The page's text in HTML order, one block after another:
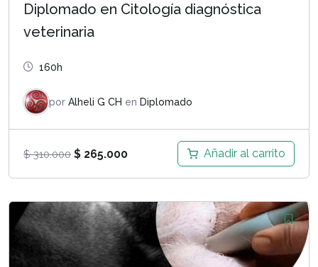
Diplomado en Citología diagnóstica
veterinaria
160h
por Alheli G CH en Diplomado
$310.000 El
era:
$ 310.000.
$ 265.000El
es:
$ 265.000.
Añadir al carrito